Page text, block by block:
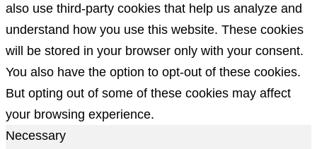
also use third-party cookies that help us analyze and
understand how you use this website. These cookies
will be stored in your browser only with your consent.
You also have the option to opt-out of these cookies.
But opting out of some of these cookies may affect
your browsing experience.
Necessary